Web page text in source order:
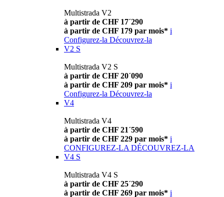
Multistrada V2
à partir de CHF 17´290
à partir de CHF 179 par mois* i
Configurez-la Découvrez-la
V2 S
Multistrada V2 S
à partir de CHF 20´090
à partir de CHF 209 par mois* i
Configurez-la Découvrez-la
V4
Multistrada V4
à partir de CHF 21´590
à partir de CHF 229 par mois* i
CONFIGUREZ-LA DÉCOUVREZ-LA
V4 S
Multistrada V4 S
à partir de CHF 25´290
à partir de CHF 269 par mois* i